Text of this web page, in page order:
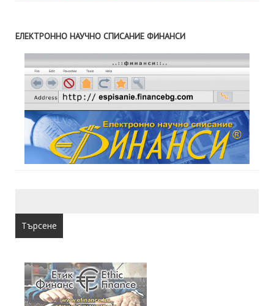
ЕЛЕКТРОННО НАУЧНО СПИСАНИЕ ФИНАНСИ